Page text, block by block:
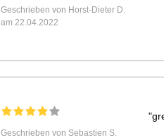
Geschrieben von Horst-Dieter D.
am 22.04.2022
Geschrieben von Sebastien S.